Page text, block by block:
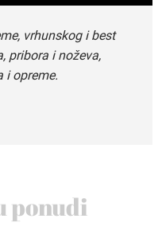
vrhunskog i best
pribora i noževa,
i opreme.
ponudi